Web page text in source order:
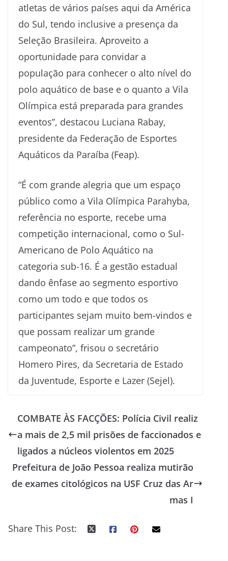
atletas de vários países aqui da América
do Sul, tendo inclusive a presença da
Seleção Brasileira. Aproveito a
oportunidade para convidar a
população para conhecer o alto nível do
polo aquático de base e o quanto a Vila
Olímpica está preparada para grandes
eventos”, destacou Luciana Rabay,
presidente da Federação de Esportes
Aquáticos da Paraíba (Feap).
“É com grande alegria que um espaço
público como a Vila Olímpica Parahyba,
referência no esporte, recebe uma
competição internacional, como o Sul-
Americano de Polo Aquático na
categoria sub-16. É a gestão estadual
dando ênfase ao segmento esportivo
como um todo e que todos os
participantes sejam muito bem-vindos e
que possam realizar um grande
campeonato”, frisou o secretário
Homero Pires, da Secretaria de Estado
da Juventude, Esporte e Lazer (Sejel).
COMBATE ÀS FACÇÕES: Polícia Civil realiz
a mais de 2,5 mil prisões de faccionados e
ligados a núcleos violentos em 2025
Prefeitura de João Pessoa realiza mutirão
de exames citológicos na USF Cruz das Ar
mas I
Share This Post: